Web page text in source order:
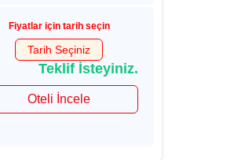
Fiyatlar için tarih seçin
Tarih Seçiniz
Teklif İsteyiniz.
Oteli İncele